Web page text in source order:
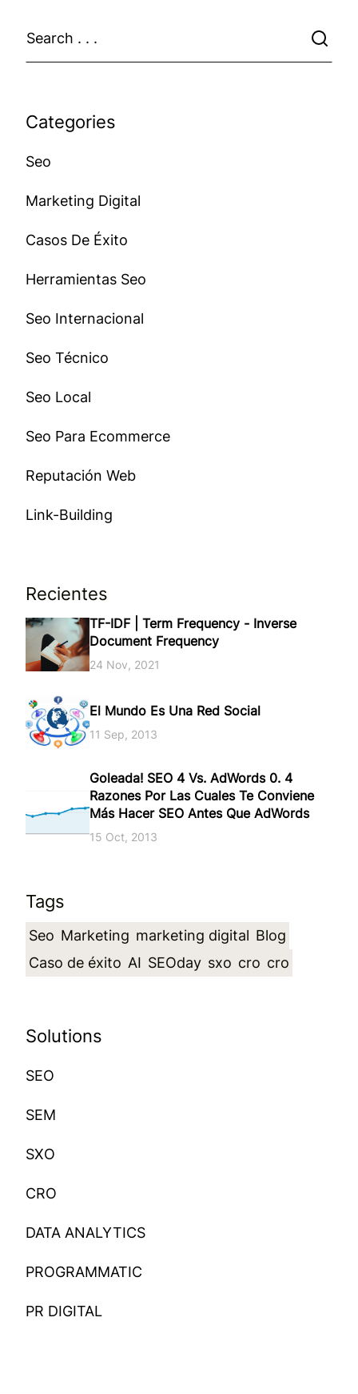
Categories
Seo
Marketing Digital
Casos De Éxito
Herramientas Seo
Seo Internacional
Seo Técnico
Seo Local
Seo Para Ecommerce
Reputación Web
Link-Building
Recientes
TF-IDF | Term Frequency - Inverse
Document Frequency
24 Nov, 2021
El Mundo Es Una Red Social
11 Sep, 2013
Goleada! SEO 4 Vs. AdWords 0. 4
Razones Por Las Cuales Te Conviene
Más Hacer SEO Antes Que AdWords
15 Oct, 2013
Tags
Seo Marketing marketing digital Blog
Caso de éxito AI SEOday sxo cro cro
Solutions
SEO
SEM
SXO
CRO
DATA ANALYTICS
PROGRAMMATIC
PR DIGITAL